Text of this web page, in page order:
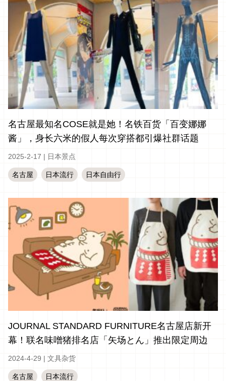
名古屋最知名COSE就是她！名铁百货「百变娜娜
酱」，身长六米的假人每次穿搭都引爆社群话题
2025-2-17 | 日本景点
名古屋 日本流行 日本自由行
JOURNAL STANDARD FURNITURE名古屋店新开
幕！联名味噌猪排名店「矢场とん」推出限定周边
2024-4-29 | 文具杂货
名古屋 日本流行